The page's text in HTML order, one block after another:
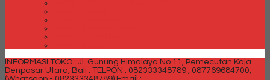
INFORMASI TOKO : Jl. Gunung Himalaya No 11, Pemecutan Kaja
Denpasar Utara, Bali . TELPON : 082333348789 , 087769684700,